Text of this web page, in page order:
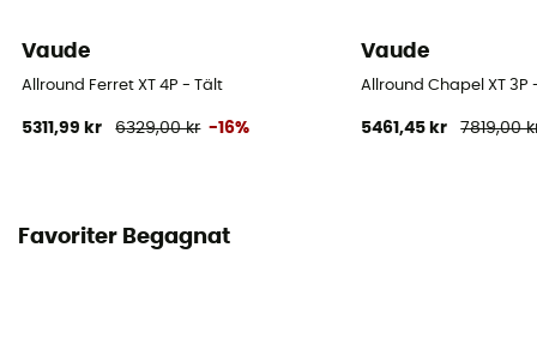
Vaude
Allround Ferret XT 4P - Tält
5311,99 kr 6329,00 kr -16%
Vaude
Allround Chapel XT 3P
5461,45 kr 7819,00
Favoriter Begagnat